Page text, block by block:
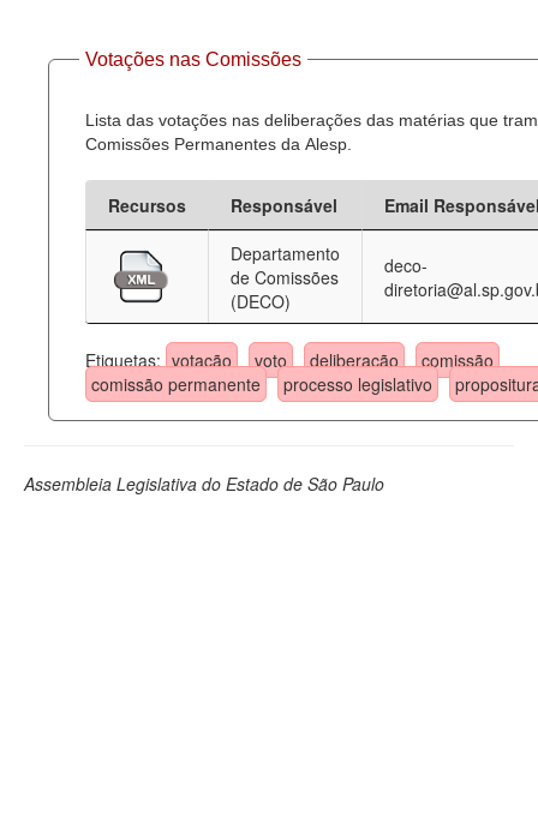
Votações nas Comissões
Lista das votações nas deliberações das matérias que
Comissões Permanentes da Alesp.
Recursos Responsável
Email
Departamento
de Comissões
(DECO)
deco-
Etiquetas: votação voto deliberação
comissão
comissão permanente
processo legislativo
Assembleia Legislativa do Estado de São Paulo